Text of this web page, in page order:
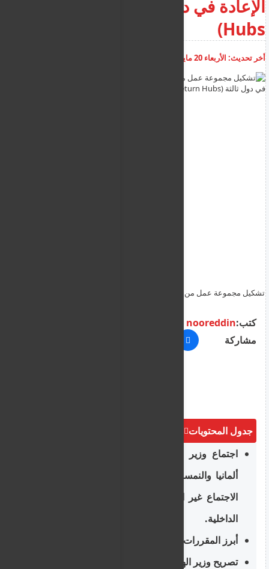
Hubs)
أخر تحديث: الأربعاء 20 مايو 2026
تشكيل مجموعة عمل من الدول الاوروبية لتعزيز إنشاء مراكز الإعادة في
كتب:nooreddin
مشاركة
جدول المحتويات
اجتماع وزير الهجرة واللجوء مع نظرائه من
ألمانيا والنمسا وهولندا والدنمارك على هامش
الاجتماع غير الرسمي لوزراء العدل والشؤون
الداخلية.
أبرز المقررات والخطوات القادمة
تصريح وزير الهجرة واللجوء اليوناني